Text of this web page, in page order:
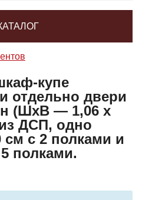
купе
отдельно двери
(ШхВ — 1,06 х
ДСП, одно
см с 2 полками и
полками.